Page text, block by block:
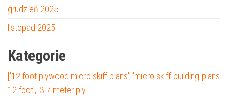
grudzień 2025
listopad 2025
Kategorie
['12 foot plywood micro skiff plans', 'micro skiff building plans
12 foot', '3.7 meter ply